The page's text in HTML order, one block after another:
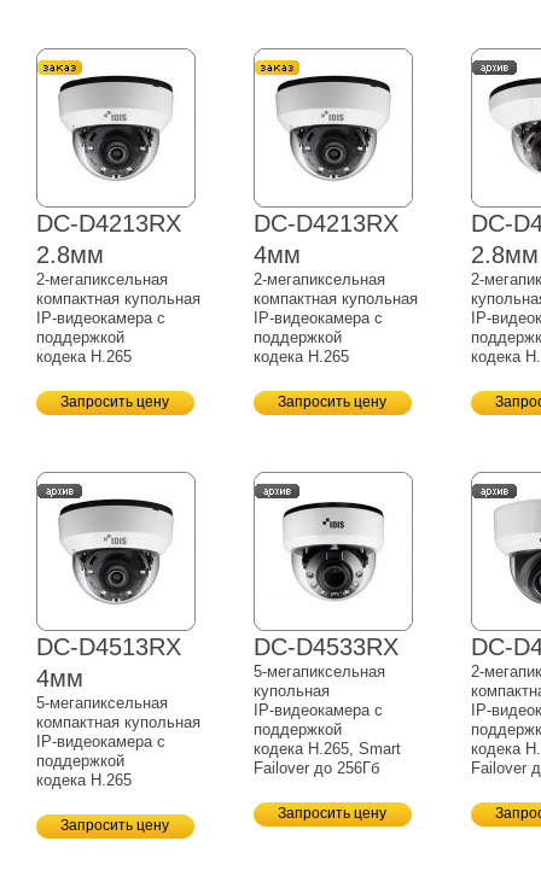
DC-D4213RX
2.8мм
2-мегапиксельная
компактная купольная
IP-видеокамерас
поддержкой
кодека H.265
Запросить цену
DC-D4213RX
4мм
2-мегапиксельная
компактная купольная
IP-видеокамерас
поддержкой
кодека H.265
Запросить цену
DC-
2.8мм
2-
IP-
кодека
DC-D4513RX
4мм
5-мегапиксельная
компактная купольная
IP-видеокамерас
поддержкой
кодека H.265
Запросить цену
DC-D4533RX
5-мегапиксельная
купольная
IP-видеокамерас
поддержкой
кодека H.265, Smart
Failover до 256Гб
Запросить цену
DC-
2-
IP-
кодека
Failover